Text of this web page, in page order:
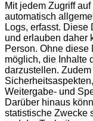
Mit jedem Zugriff
automatisch
Logs, erfasst.
und erlauben daher
Person. Ohne
möglich, die Inhalte
darzustellen.
Weitergabe- und
Darüber hinaus
statistische Zwecke